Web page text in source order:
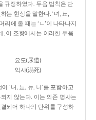
규정하였다. 두음 법칙은 단
는 현상을 말한다. ‘녀, 뇨,
리에 올 때는 ‘ㄴ’이 나타나지
, 이 조항에서는 이러한 두음
요도(尿道)
익사(溺死)
‘녀, 뇨, 뉴, 니’를 포함하고
지 않는다. 이는 의존 명사는
되어 하나의 단위를 구성하